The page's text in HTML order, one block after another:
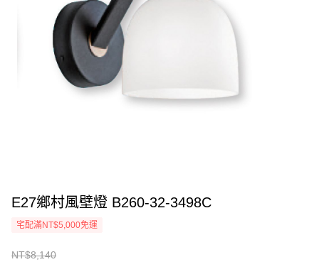
E27鄉村風壁燈 B260-32-3498C
宅配滿NT$5,000免運
NT$8,140